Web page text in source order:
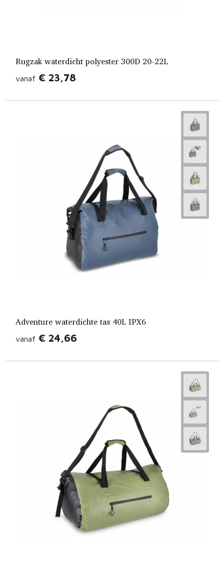
Rugzak waterdicht polyester 300D 20-22L
vanaf € 23,78
Adventure waterdichte tas 40L IPX6
vanaf € 24,66